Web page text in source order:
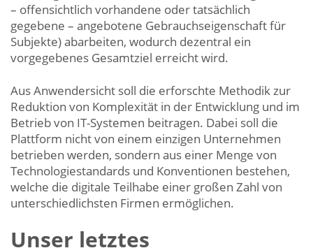
– offensichtlich vorhandene oder tatsächlich
gegebene – angebotene Gebrauchseigenschaft für
Subjekte) abarbeiten, wodurch dezentral ein
vorgegebenes Gesamtziel erreicht wird.
Aus Anwendersicht soll die erforschte Methodik zur
Reduktion von Komplexität in der Entwicklung und im
Betrieb von IT-Systemen beitragen. Dabei soll die
Plattform nicht von einem einzigen Unternehmen
betrieben werden, sondern aus einer Menge von
Technologiestandards und Konventionen bestehen,
welche die digitale Teilhabe einer großen Zahl von
unterschiedlichsten Firmen ermöglichen.
Unser letztes